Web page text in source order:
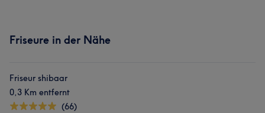
Friseure in der Nähe
Friseur shibaar
0,3 Km entfernt
(66)